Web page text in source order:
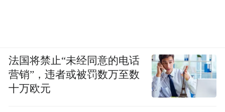
法国将禁止“未经同意的电话
营销”，违者或被罚数万至数
十万欧元